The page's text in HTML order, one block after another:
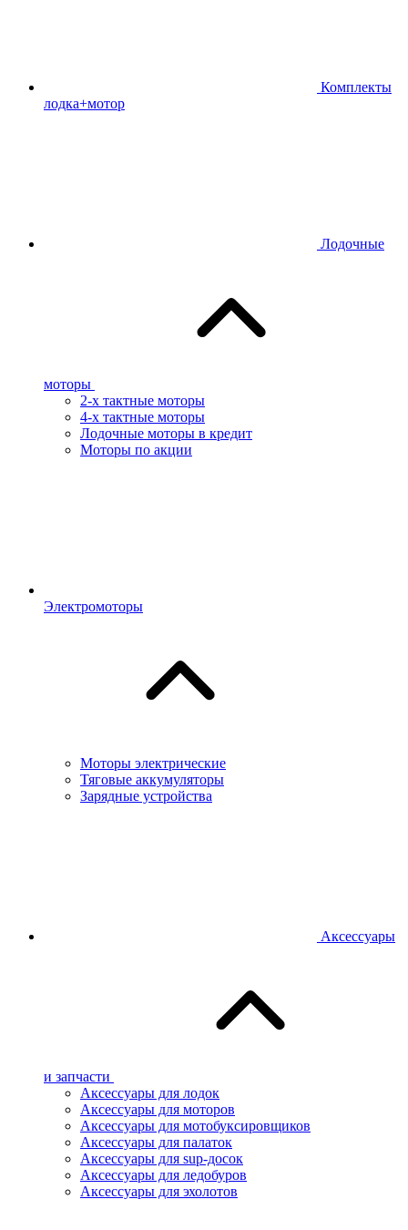
Комплекты
лодка+мотор
Лодочные
моторы
2-х тактные моторы
4-х тактные моторы
Лодочные моторы в кредит
Моторы по акции
Электромоторы
Моторы электрические
Тяговые аккумуляторы
Зарядные устройства
Аксессуары
и запчасти
Аксессуары для лодок
Аксессуары для моторов
Аксессуары для мотобуксировщиков
Аксессуары для палаток
Аксессуары для sup-досок
Аксессуары для ледобуров
Аксессуары для эхолотов